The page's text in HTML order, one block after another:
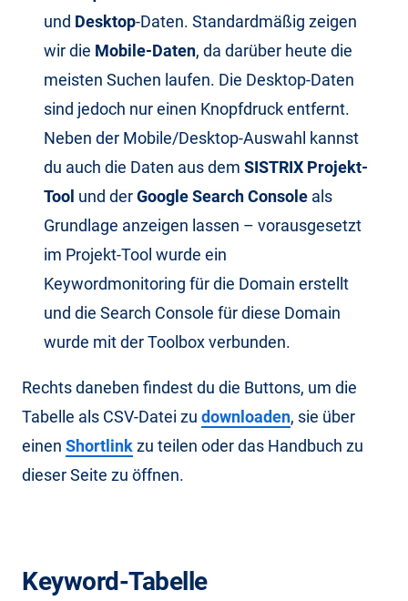
und Desktop-Daten. Standardmäßig zeigen
wir die Mobile-Daten, da darüber heute die
meisten Suchen laufen. Die Desktop-Daten
sind jedoch nur einen Knopfdruck entfernt.
Neben der Mobile/Desktop-Auswahl kannst
du auch die Daten aus dem SISTRIX Projekt-
Tool und derGoogle Search Console als
Grundlage anzeigen lassen – vorausgesetzt
im Projekt-Tool wurde ein
Keywordmonitoring für die Domain erstellt
und die Search Console für diese Domain
wurde mit der Toolbox verbunden.
Rechts daneben findest du die Buttons, um die
Tabelle als CSV-Datei zu downloaden, sie über
einen Shortlinkzu teilen oder das Handbuch zu
dieser Seite zu öffnen.
Keyword-Tabelle